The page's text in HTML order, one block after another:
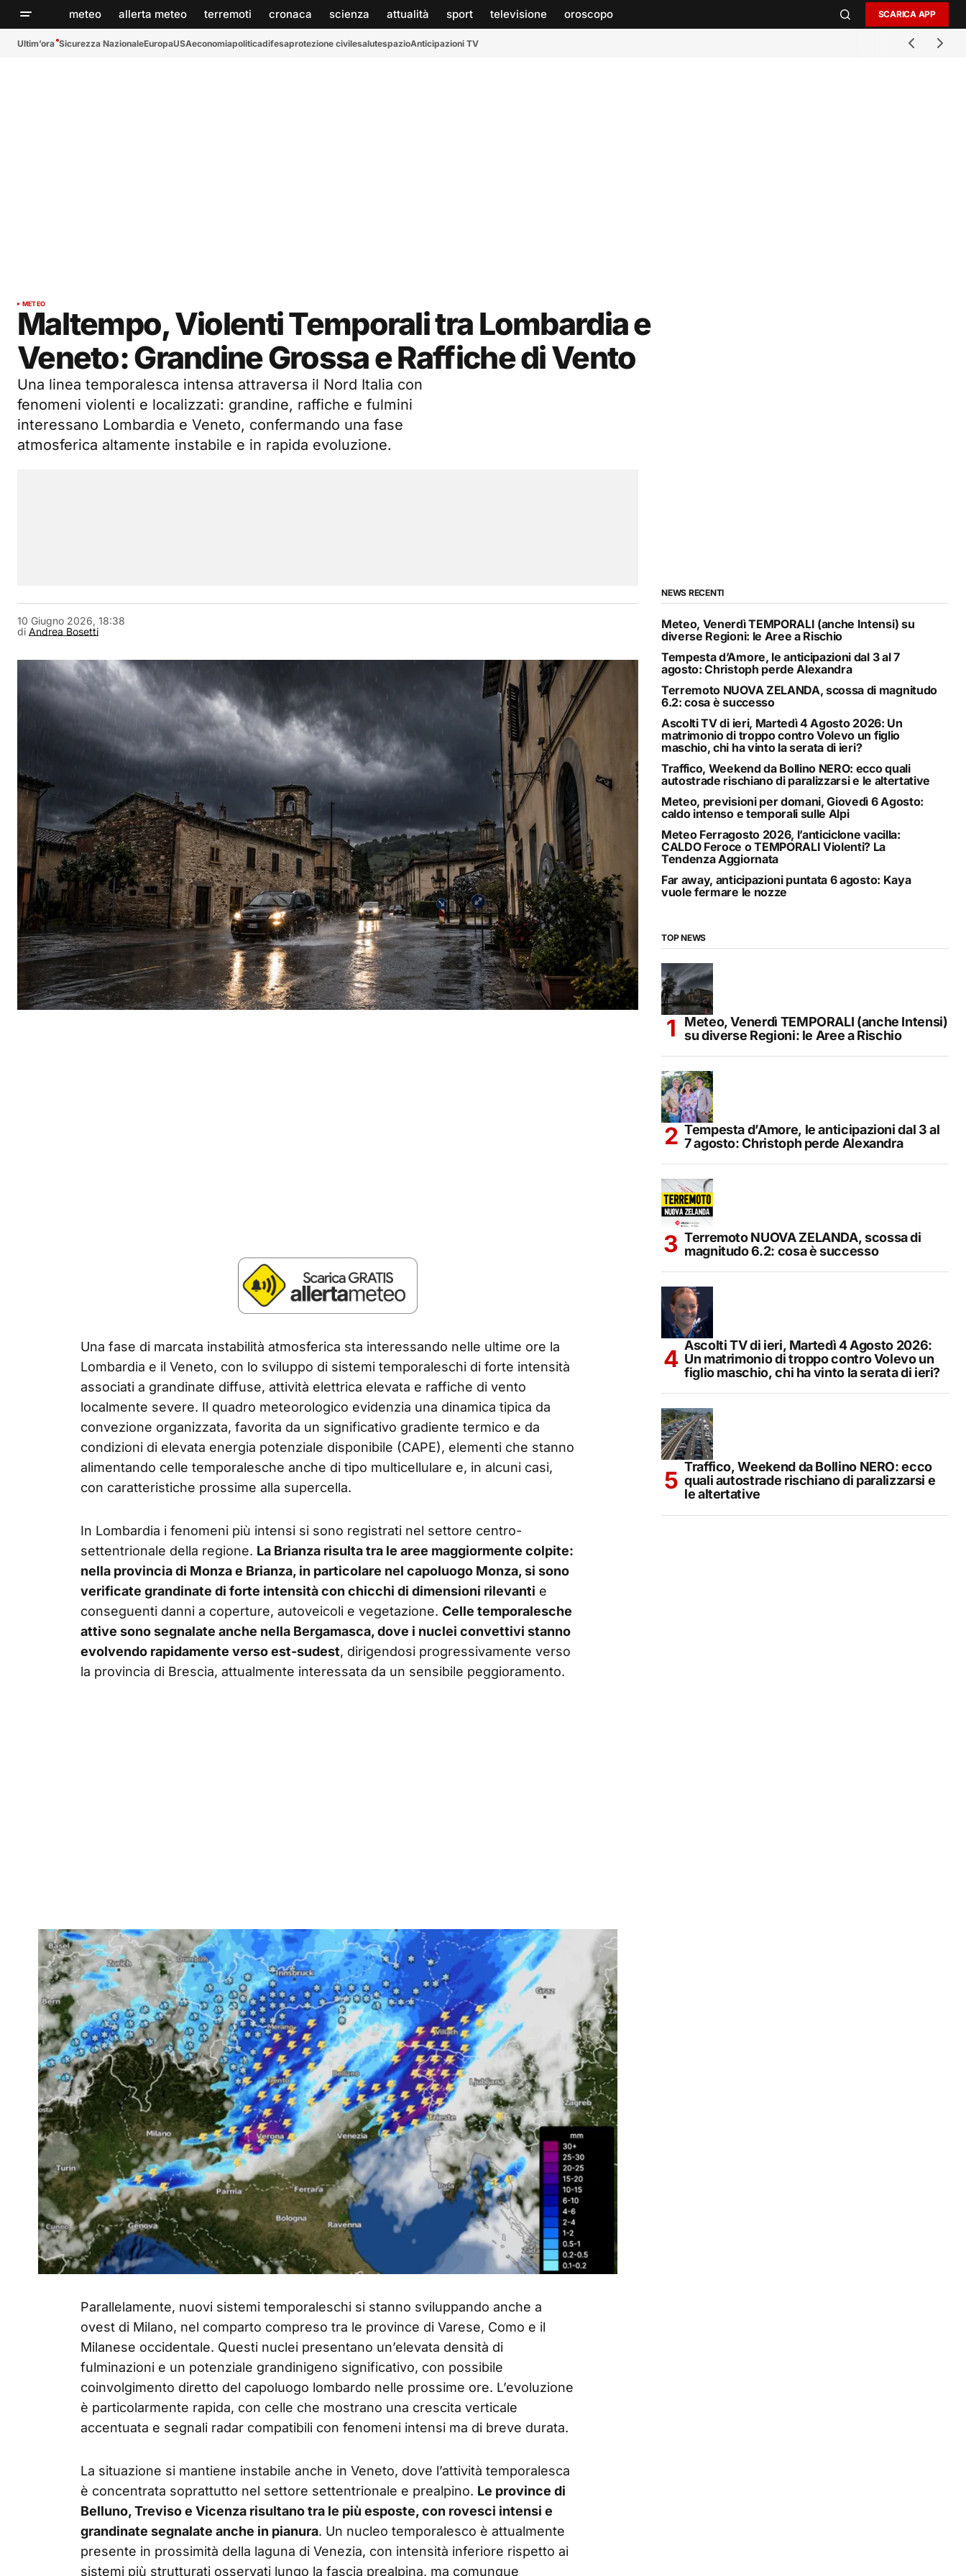
meteo allerta meteo terremoti cronaca scienza attualità sport televisione oroscopo SCARICA APP
Ultim’ora Sicurezza NazionaleEuropaUSAeconomiapoliticadifesaprotezione civilesalutespazioAnticipazioni TV
METEO
Maltempo, Violenti Temporali tra Lombardia e
Veneto: Grandine Grossa e Raffiche di Vento
Una linea temporalesca intensa attraversa il Nord Italia con
fenomeni violenti e localizzati: grandine, raffiche e fulmini
interessano Lombardia e Veneto, confermando una fase
atmosferica altamente instabile e in rapida evoluzione.
di Andrea Bosetti
10 Giugno 2026, 18:38
Una fase di marcata instabilità atmosferica sta interessando nelle ultime ore la
Lombardia e il Veneto, con lo sviluppo di sistemi temporaleschi di forte intensità
associati a grandinate diffuse, attività elettrica elevata e raffiche di vento
localmente severe. Il quadro meteorologico evidenzia una dinamica tipica da
convezione organizzata, favorita da un significativo gradiente termico e da
condizioni di elevata energia potenziale disponibile (CAPE), elementi che stanno
alimentando celle temporalesche anche di tipo multicellulare e, in alcuni casi,
con caratteristiche prossime alla supercella.
In Lombardia i fenomeni più intensi si sono registrati nel settore centro-
settentrionale della regione. La Brianza risulta tra le aree maggiormente colpite:
nella provincia di Monza e Brianza, in particolare nel capoluogo Monza, si sono
verificate grandinate di forte intensità con chicchi di dimensioni rilevanti e
conseguenti danni a coperture, autoveicoli e vegetazione. Celle temporalesche
attive sono segnalate anche nella Bergamasca, dove i nuclei convettivi stanno
evolvendo rapidamente verso est-sudest, dirigendosi progressivamente verso
la provincia di Brescia, attualmente interessata da un sensibile peggioramento.
Parallelamente, nuovi sistemi temporaleschi si stanno sviluppando anche a
ovest di Milano, nel comparto compreso tra le province di Varese, Como e il
Milanese occidentale. Questi nuclei presentano un’elevata densità di
fulminazioni e un potenziale grandinigeno significativo, con possibile
coinvolgimento diretto del capoluogo lombardo nelle prossime ore. L’evoluzione
è particolarmente rapida, con celle che mostrano una crescita verticale
accentuata e segnali radar compatibili con fenomeni intensi ma di breve durata.
La situazione si mantiene instabile anche in Veneto, dove l’attività temporalesca
è concentrata soprattutto nel settore settentrionale e prealpino. Le province di
Belluno, Treviso e Vicenza risultano tra le più esposte, con rovesci intensi e
grandinate segnalate anche in pianura. Un nucleo temporalesco è attualmente
presente in prossimità della laguna di Venezia, con intensità inferiore rispetto ai
sistemi più strutturati osservati lungo la fascia prealpina, ma comunque
NEWS RECENTI
Meteo, Venerdì TEMPORALI (anche Intensi) su
diverse Regioni: le Aree a Rischio
Tempesta d’Amore, le anticipazioni dal 3 al 7
agosto: Christoph perde Alexandra
Terremoto NUOVA ZELANDA, scossa di magnitudo
6.2: cosa è successo
Ascolti TV di ieri, Martedì 4 Agosto 2026: Un
matrimonio di troppo contro Volevo un figlio
maschio, chi ha vinto la serata di ieri?
Traffico, Weekend da Bollino NERO: ecco quali
autostrade rischiano di paralizzarsi e le altertative
Meteo, previsioni per domani, Giovedì 6 Agosto:
caldo intenso e temporali sulle Alpi
Meteo Ferragosto 2026, l’anticiclone vacilla:
CALDO Feroce o TEMPORALI Violenti? La
Tendenza Aggiornata
Far away, anticipazioni puntata 6 agosto: Kaya
vuole fermare le nozze
TOP NEWS
Meteo, Venerdì TEMPORALI (anche Intensi)
su diverse Regioni: le Aree a Rischio
Tempesta d’Amore, le anticipazioni dal 3 al
7 agosto: Christoph perde Alexandra
Terremoto NUOVA ZELANDA, scossa di
magnitudo 6.2: cosa è successo
Ascolti TV di ieri, Martedì 4 Agosto 2026:
Un matrimonio di troppo contro Volevo un
figlio maschio, chi ha vinto la serata di ieri?
Traffico, Weekend da Bollino NERO: ecco
quali autostrade rischiano di paralizzarsi e
le altertative